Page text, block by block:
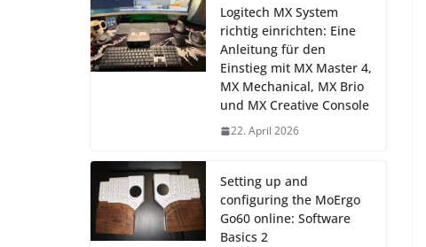
Logitech MX System
richtig einrichten: Eine
Anleitung für den
Einstieg mit MX Master 4,
MX Mechanical, MX Brio
und MX Creative Console
22. April 2026
Setting up and
configuring the MoErgo
Go60 online: Software
Basics 2